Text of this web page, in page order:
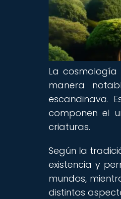
La
manera
escandinava.
componen el
criaturas.
Según la
existencia y
mundos,
distintos